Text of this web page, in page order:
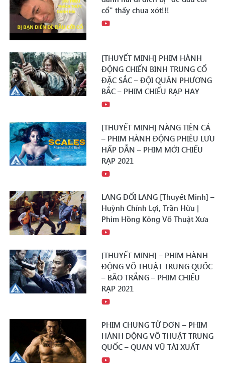
cổ" thấy chua xót!!!
[THUYẾT MINH] PHIM HÀNH
ĐỘNG CHIẾN BINH TRUNG CỔ
ĐẶC SẮC – ĐỘI QUÂN PHƯƠNG
BẮC – PHIM CHIẾU RẠP HAY
[THUYẾT MINH] NÀNG TIÊN CÁ
– PHIM HÀNH ĐỘNG PHIÊU LƯU
HẤP DẪN – PHIM MỚI CHIẾU
RẠP 2021
LANG ĐỐI LANG [Thuyết Minh] –
Huỳnh Chính Lợi, Trần Hữu |
Phim Hồng Kông Võ Thuật Xưa
[THUYẾT MINH] – PHIM HÀNH
ĐỘNG VÕ THUẬT TRUNG QUỐC
– BÃO TRẮNG – PHIM CHIẾU
RẠP 2021
PHIM CHUNG TỬ ĐƠN – PHIM
HÀNH ĐỘNG VÕ THUẬT TRUNG
QUỐC – QUAN VŨ TÁI XUẤT